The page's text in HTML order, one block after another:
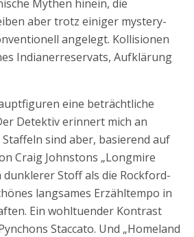
Mythen hinein, die
aber trotz einiger mystery-
angelegt. Kollisionen
Indianerreservats, Aufklärung
eine beträchtliche
Detektiv erinnert mich an
Staffeln sind aber, basierend auf
Craig Johnstons „Longmire
dunklerer Stoff als die Rockford-
langsames Erzähltempo in
Ein wohltuender Kontrast
Staccato. Und „Homeland